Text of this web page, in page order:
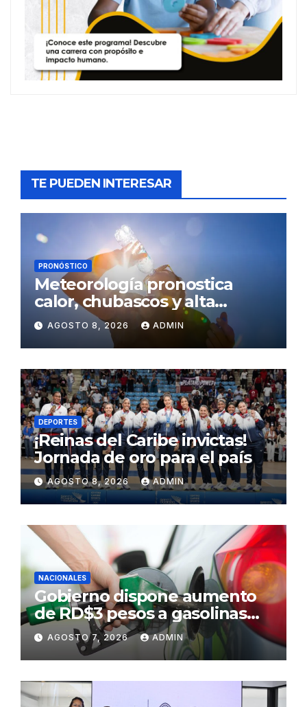
TE PUEDEN INTERESAR
PRONÓSTICO
Meteorología pronostica
calor, chubascos y alta
concentración de polvo del
Sahara para este sábado
AGOSTO 8, 2026 ADMIN
DEPORTES
¡Reinas del Caribe invictas!
Jornada de oro para el país
AGOSTO 8, 2026 ADMIN
NACIONALES
Gobierno dispone aumento
de RD$3 pesos a gasolinas
premium y regular
AGOSTO 7, 2026 ADMIN